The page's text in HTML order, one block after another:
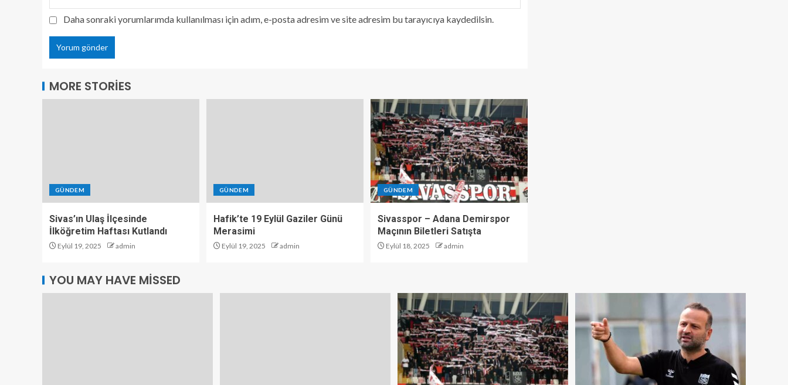
Daha sonraki yorumlarımda kullanılması için adım, e-posta adresim ve site adresim bu tarayıcıya kaydedilsin.
MORE STORIES
GÜNDEM
Sivas’ın Ulaş İlçesinde
İlköğretim Haftası Kutlandı
Eylül 19, 2025 admin
GÜNDEM
Hafik’te 19 Eylül Gaziler Günü
Merasimi
Eylül 19, 2025 admin
GÜNDEM
Sivasspor – Adana Demirspor
Maçının Biletleri Satışta
Eylül 18, 2025 admin
YOU MAY HAVE MISSED